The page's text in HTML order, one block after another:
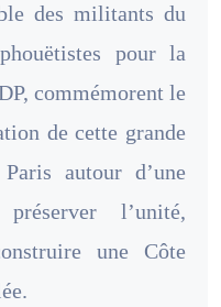
des militants du
pour la
commémorent le
de cette grande
autour d’une
l’unité,
une Côte